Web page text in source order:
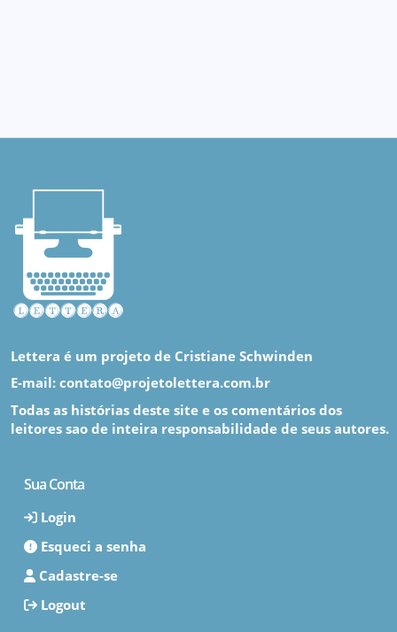
Lettera é um projeto de Cristiane Schwinden
E-mail: contato@projetolettera.com.br
Todas as histórias deste site e os comentários dos
leitores sao de inteira responsabilidade de seus autores.
Sua Conta
Login
Esqueci a senha
Cadastre-se
Logout